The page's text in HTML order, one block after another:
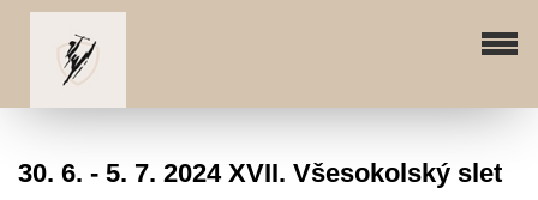
30. 6. - 5. 7. 2024 XVII. Všesokolský slet